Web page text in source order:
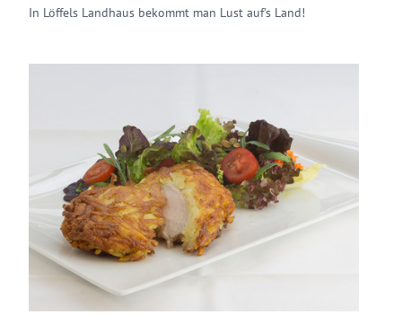
In Löffels Landhaus bekommt man Lust auf's Land!